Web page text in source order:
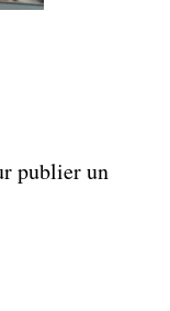
publier un